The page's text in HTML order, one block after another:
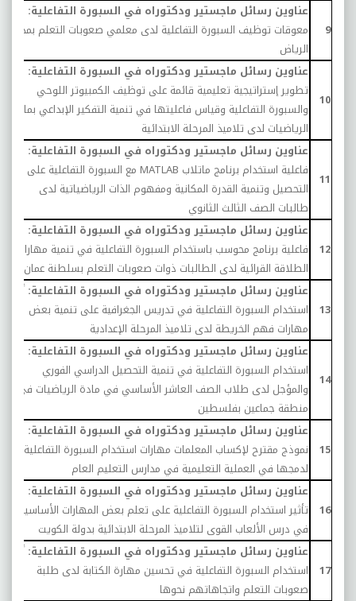
9
عناوين رسائل ماجستير ودكتوراه في السبورة التفاعلية:
معوقات توظيف السبورة التفاعلية لدى معلمي صعوبات التعلم بمدينة
الرياض
10
عناوين رسائل ماجستير ودكتوراه في السبورة التفاعلية:
تطوير إستراتيجية تعليمية قائمة على توظيف الكمبيوتر اللوحي
والسبورة التفاعلية وقياس فاعليتها في تنمية التفكير الإبداعي بمادة
الرياضيات لدى تلاميذ المرحلة الابتدائية
11
عناوين رسائل ماجستير ودكتوراه في السبورة التفاعلية:
فاعلية استخدام برنامج ماتلاب MATLAB مع السبورة التفاعلية على
التحصيل وتنمية القدرة المكانية ومفهوم الذات الرياضياتية لدى
طالبات الصف الثالث الثانوي
12
عناوين رسائل ماجستير ودكتوراه في السبورة التفاعلية:
فاعلية برنامج محوسب باستخدام السبورة التفاعلية في تنمية مهارات
الطلاقة القرائية لدى الطالبات ذوات صعوبات التعلم بسلطنة عمان
13
عناوين رسائل ماجستير ودكتوراه في السبورة التفاعلية:أثر
استخدام السبورة التفاعلية في تدريس الجغرافية على تنمية بعض
مهارات فهم الخريطة لدى تلاميذ المرحلة الإعدادية
14
عناوين رسائل ماجستير ودكتوراه في السبورة التفاعلية:
استخدام السبورة التفاعلية في تنمية التحصيل الدراسي الفوري
والمؤجل لدى طلاب الصف العاشر الأساسي في مادة الرياضيات في
منطقة جماعين بفلسطين
15
عناوين رسائل ماجستير ودكتوراه في السبورة التفاعلية:
نموذج مقترح لإكساب المعلمات مهارات استخدام السبورة التفاعلية
لدمجها في العملية التعليمية في مدارس التعليم العام
16
عناوين رسائل ماجستير ودكتوراه في السبورة التفاعلية:
تأثير استخدام السبورة التفاعلية على تعلم بعض المهارات الأساسية
في درس الألعاب القوى لتلاميذ المرحلة الابتدائية بدولة الكويت
17
عناوين رسائل ماجستير ودكتوراه في السبورة التفاعلية:أثر
استخدام السبورة التفاعلية في تحسين مهارة الكتابة لدى طلبة
صعوبات التعلم واتجاهاتهم نحوها